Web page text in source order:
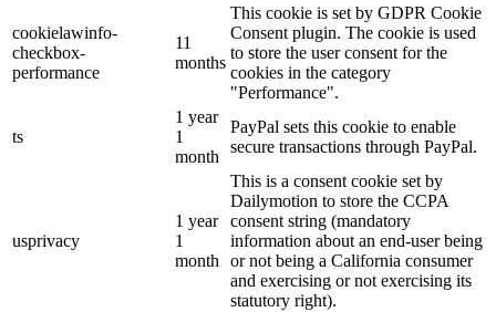
cookielawinfo-
checkbox-
performance
11
months
This cookie is set by GDPR Cookie
Consent plugin. The cookie is used
to store the user consent for the
cookies in the category
"Performance".
ts
1 year
1
month
PayPal sets this cookie to enable
secure transactions through PayPal.
usprivacy
1 year
1
month
This is a consent cookie set by
Dailymotion to store the CCPA
consent string (mandatory
information about an end-user being
or not being a California consumer
and exercising or not exercising its
statutory right).